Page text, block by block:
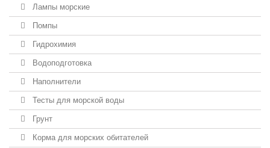
Лампы морские
Помпы
Гидрохимия
Водоподготовка
Наполнители
Тесты для морской воды
Грунт
Корма для морских обитателей